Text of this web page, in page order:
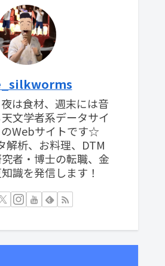
は食材、週末には音
文学者系データサイ
Webサイトです☆
析、お料理、DTM
者・博士の転職、金
識を発信します！